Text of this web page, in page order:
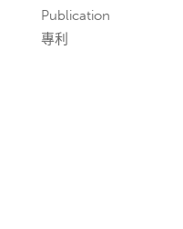
Publication
專利